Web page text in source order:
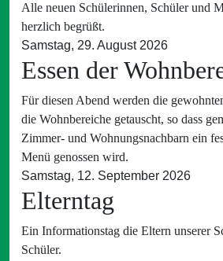
Alle neuen Schülerinnen, Schüler und
herzlich begrüßt.
Samstag, 29. August 2026
Essen der
Für diesen Abend werden die
die Wohnbereiche getauscht, so dass
Zimmer- und Wohnungsnachbarn ein
Menü genossen wird.
Samstag, 12. September 2026
Elterntag
Ein Informationstag die Eltern unserer
Schüler.